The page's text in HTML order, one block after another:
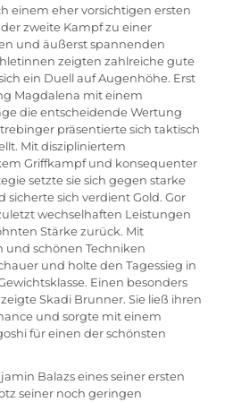
einem eher vorsichtigen ersten
zweite Kampf zu einer
und äußerst spannenden
zeigten zahlreiche gute
ein Duell auf Augenhöhe. Erst
Magdalena mit einem
die entscheidende Wertung
präsentierte sich taktisch
Mit diszipliniertem
Griffkampf und konsequenter
setzte sie sich gegen starke
sich verdient Gold. Gor
wechselhaften Leistungen
Stärke zurück. Mit
schönen Techniken
und holte den Tagessieg in
Einen besonders
Skadi Brunner. Sie ließ ihren
und sorgte mit einem
für einen der schönsten
Balazs eines seiner ersten
seiner noch geringen